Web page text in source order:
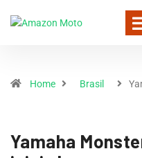
Home Brasil
Yamaha